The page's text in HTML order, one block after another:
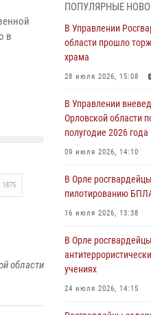
в
1875
области
Начальник
Росгвардии принял
дня освобождения
05 августа 2026, 13:16
результатах работы
05 августа 2026, 13:12
За месяц
противоправных
04 августа 2026, 14:21
росгвардейцев
04 августа 2026, 14:06
За месяц
ПОПУЛЯРНЫЕ
В Управлении
области прошло
храма
28 июля 2026, 15:08
В Управлении
Орловской области
полугодие 2026 года
09 июля 2026, 14:10
В Орле
пилотированию
16 июля 2026, 13:38
В Орле
учениях
24 июля 2026, 14:15